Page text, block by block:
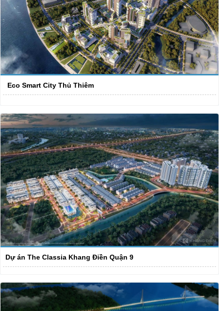
Eco Smart City Thủ Thiêm
Dự án The Classia Khang Điền Quận 9